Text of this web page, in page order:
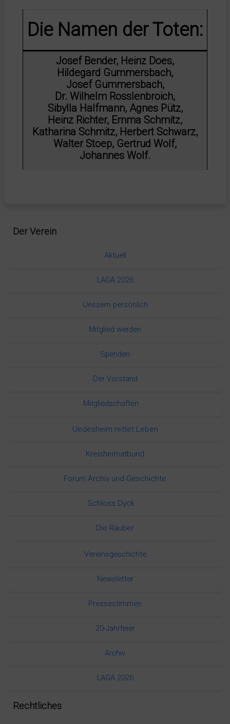
Die Namen der Toten:
Josef Bender, Heinz Does,
Hildegard Gummersbach,
Josef Gummersbach,
Dr. Wilhelm Rosslenbroich,
Sibylla Halfmann, Agnes Pütz,
Heinz Richter, Emma Schmitz,
Katharina Schmitz, Herbert Schwarz,
Walter Stoep, Gertrud Wolf,
Johannes Wolf.
Der Verein
Aktuell
LAGA 2026
Uessem persönlich
Mitglied werden
Spenden
Der Vorstand
Mitgliedschaften
Uedesheim rettet Leben
Kreisheimatbund
Forum Archiv und Geschichte
Schloss Dyck
Die Räuber
Vereinsgeschichte
Newsletter
Pressestimmen
20-Jahrfeier
Archiv
LAGA 2026
Rechtliches